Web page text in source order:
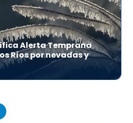
Alerta Temprana
Ríos por nevadas y